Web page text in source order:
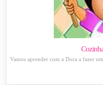
Vamos aprender com a Dora a fazer